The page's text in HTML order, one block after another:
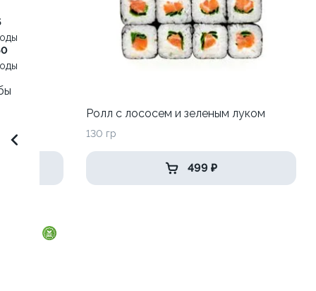
Ролл с лососем и зеленым луком
130 гр
499 ₽